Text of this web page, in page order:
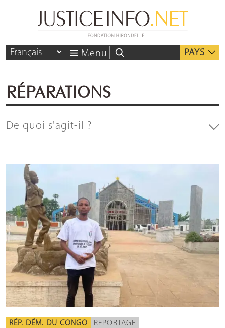
Menu PAYS
RÉPARATIONS
De quoi s'agit-il ?
RÉP. DÉM. DU CONGO REPORTAGE